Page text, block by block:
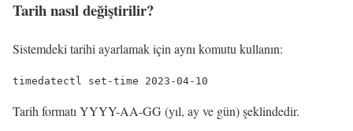
Tarih nasıl değiştirilir?
Sistemdeki tarihi ayarlamak için aynı komutu kullanın:
timedatectl set-time 2023-04-10
Tarih formatı YYYY-AA-GG (yıl, ay ve gün) şeklindedir.